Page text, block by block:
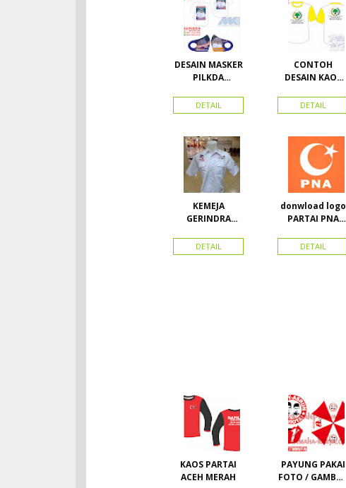
DESAIN MASKER
PILKDA
Calon Bupati &
Wakil Bupati
Kepulauan
DETAIL
CONTOH
DESAIN KAOS
BAHAN PE
DOUBLE
DETAIL
KEMEJA
GERINDRA
BORDIR DAN
TOPI BAHAN
DETAIL
donwload logo
PARTAI PNA
nasional aceh)
Vector
DETAIL
KAOS PARTAI
ACEH MERAH
PAYUNG PAKAI
FOTO / GAMBAR